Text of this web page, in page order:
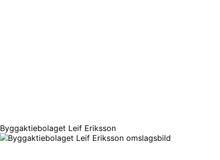
Byggaktiebolaget Leif Eriksson